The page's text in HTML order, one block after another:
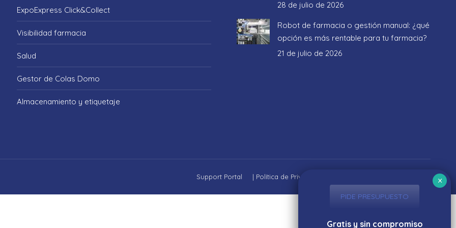
ExpoExpress Click&Collect
Visibilidad farmacia
Salud
Gestor de Colas Domo
Almacenamiento y etiquetaje
28 de julio de 2026
Robot de farmacia o gestión manual: ¿qué
opción es más rentable para tu farmacia?
21 de julio de 2026
Support Portal | Política de Privacidad
PIDE PRESUPUESTO
Gratis y sin compromiso